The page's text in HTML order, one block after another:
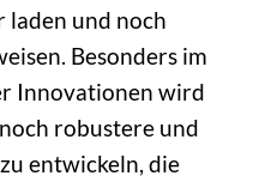
laden und noch
Besonders im
Innovationen wird
robustere und
entwickeln, die